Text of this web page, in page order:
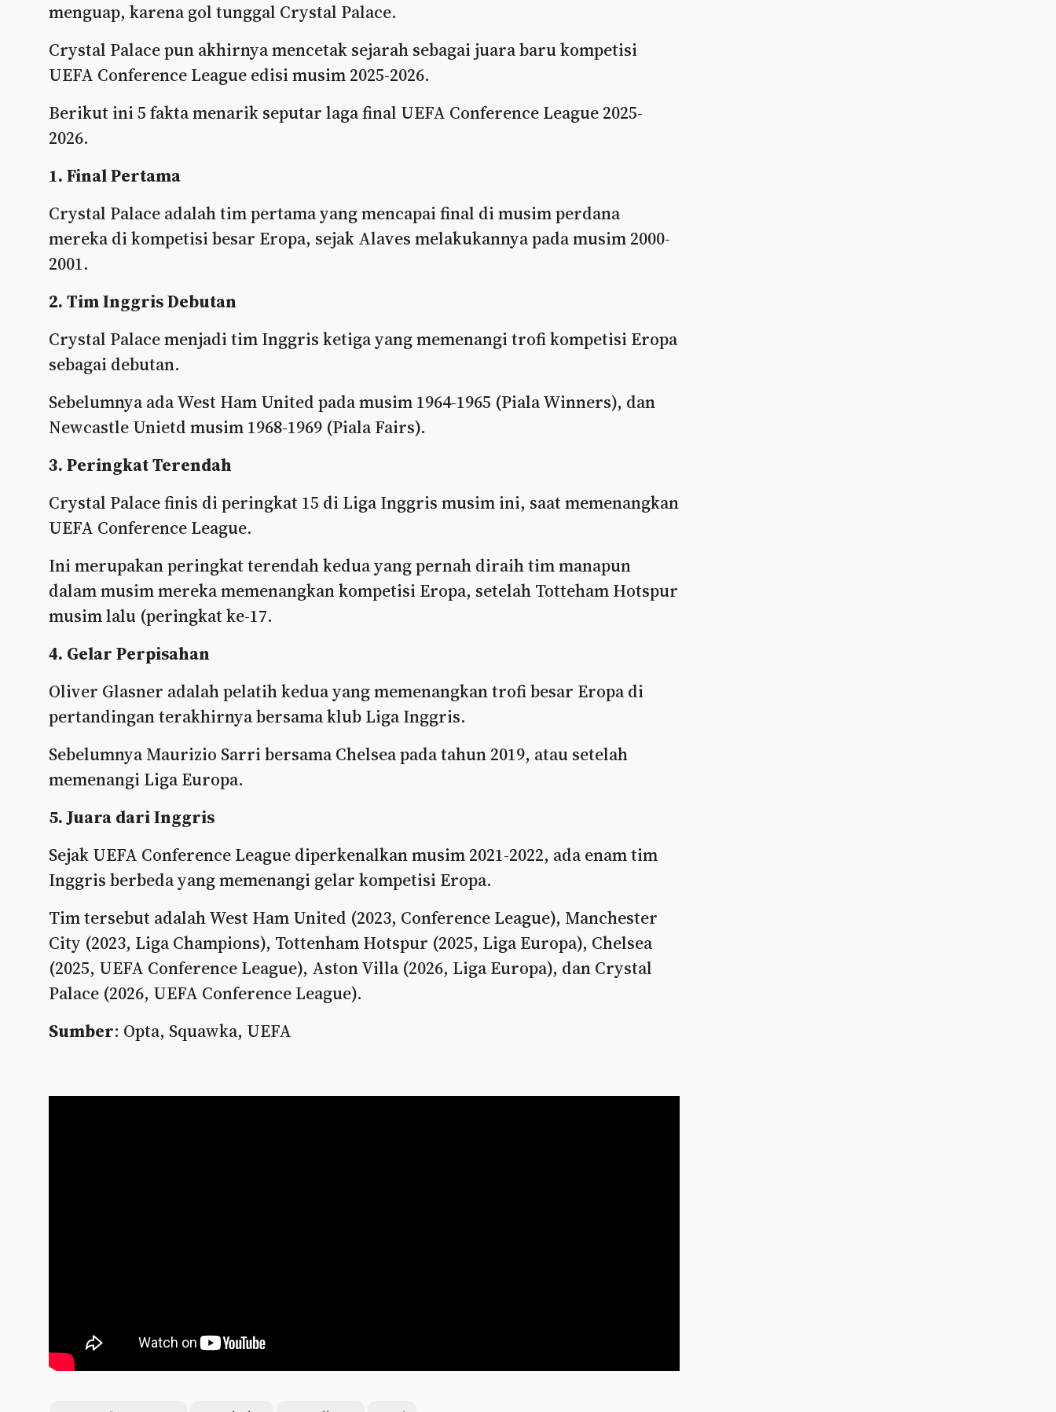
menguap, karena gol tunggal Crystal Palace.
Crystal Palace pun akhirnya mencetak sejarah sebagai juara baru kompetisi
UEFA Conference League edisi musim 2025-2026.
Berikut ini 5 fakta menarik seputar laga final UEFA Conference League 2025-
2026.
1. Final Pertama
Crystal Palace adalah tim pertama yang mencapai final di musim perdana
mereka di kompetisi besar Eropa, sejak Alaves melakukannya pada musim 2000-
2001.
2. Tim Inggris Debutan
Crystal Palace menjadi tim Inggris ketiga yang memenangi trofi kompetisi Eropa
sebagai debutan.
Sebelumnya ada West Ham United pada musim 1964-1965 (Piala Winners), dan
Newcastle Unietd musim 1968-1969 (Piala Fairs).
3. Peringkat Terendah
Crystal Palace finis di peringkat 15 di Liga Inggris musim ini, saat memenangkan
UEFA Conference League.
Ini merupakan peringkat terendah kedua yang pernah diraih tim manapun
dalam musim mereka memenangkan kompetisi Eropa, setelah Totteham Hotspur
musim lalu (peringkat ke-17.
4. Gelar Perpisahan
Oliver Glasner adalah pelatih kedua yang memenangkan trofi besar Eropa di
pertandingan terakhirnya bersama klub Liga Inggris.
Sebelumnya Maurizio Sarri bersama Chelsea pada tahun 2019, atau setelah
memenangi Liga Europa.
5. Juara dari Inggris
Sejak UEFA Conference League diperkenalkan musim 2021-2022, ada enam tim
Inggris berbeda yang memenangi gelar kompetisi Eropa.
Tim tersebut adalah West Ham United (2023, Conference League), Manchester
City (2023, Liga Champions), Tottenham Hotspur (2025, Liga Europa), Chelsea
(2025, UEFA Conference League), Aston Villa (2026, Liga Europa), dan Crystal
Palace (2026, UEFA Conference League).
Sumber: Opta, Squawka, UEFA